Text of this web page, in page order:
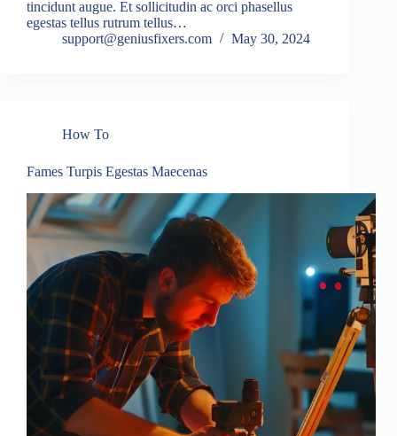
tincidunt augue. Et sollicitudin ac orci phasellus
egestas tellus rutrum tellus…
support@geniusfixers.com
May 30, 2024
How To
Fames Turpis Egestas Maecenas